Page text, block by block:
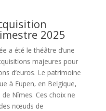
2025
a été le théâtre d’une
majeures pour
d’euros. Le patrimoine
à Eupen, en Belgique,
Nîmes. Ces choix ne
nœuds de